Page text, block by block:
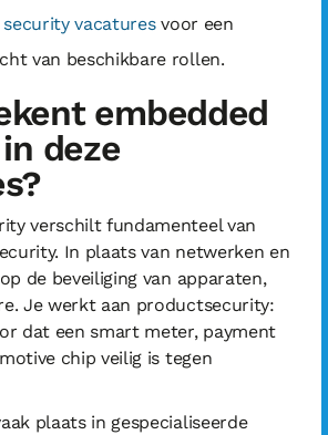
vacaturesvoor een
van beschikbare rollen.
embedded
deze
verschilt fundamenteel van
In plaats van netwerken en
de beveiliging van apparaten,
Je werkt aan productsecurity:
dat een smart meter, payment
chip veilig is tegen
plaats in gespecialiseerde